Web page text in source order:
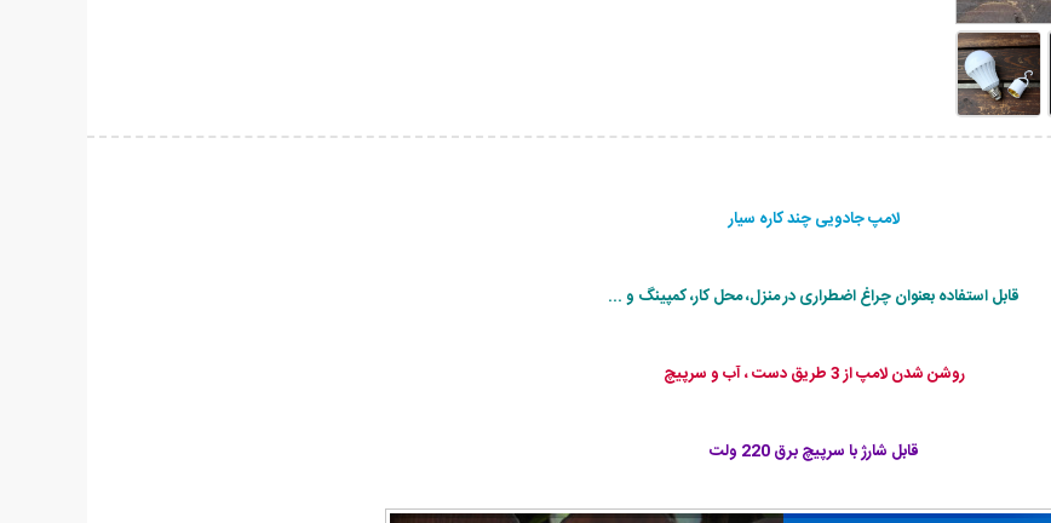
لامپ جادویی چند کاره سیار
قابل استفاده بعنوان چراغ اضطراری در منزل، محل کار، کمپینگ و ...
روشن شدن لامپ از 3 طریق دست ، آب و سرپیچ
قابل شارژ با سرپیچ برق 220 ولت